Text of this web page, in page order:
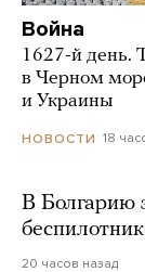
Война
1627-й день.
в Черном
и Украины
НОВОСТИ 18
В Болгарию
беспилотник
20 часов назад